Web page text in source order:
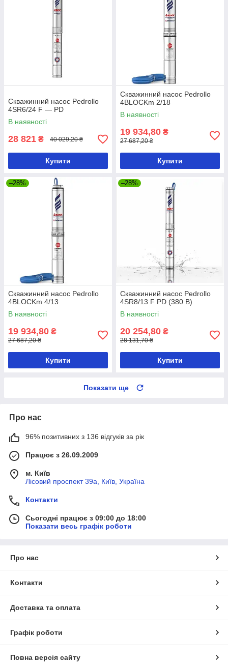
Скважинний насос Pedrollo
4SR6/24 F — PD
В наявності
28 821 ₴ 40 029,20 ₴
Купити
Скважинний насос Pedrollo
4BLOCKm 2/18
В наявності
19 934,80 ₴
27 687,20 ₴
Купити
–28%
Скважинний насос Pedrollo
4BLOCKm 4/13
В наявності
19 934,80 ₴
27 687,20 ₴
Купити
–28%
Скважинний насос Pedrollo
4SR8/13 F PD (380 В)
В наявності
20 254,80 ₴
28 131,70 ₴
Купити
Показати ще
Про нас
96% позитивних з 136 відгуків за рік
Працює з 26.09.2009
м. Київ
Лісовий проспект 39а, Київ, Україна
Контакти
Сьогодні працює з 09:00 до 18:00
Показати весь графік роботи
Про нас
Контакти
Доставка та оплата
Графік роботи
Повна версія сайту